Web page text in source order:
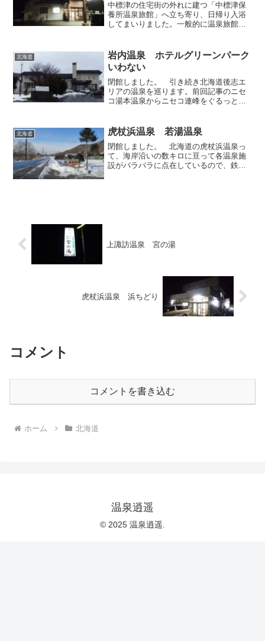
中標津の住宅街の外れに建つ「中標津保
養所温泉旅館」へ立ち寄り、日帰り入浴
してまいりました。一般的に温泉旅館た
た抽象名詞、あるいは旅情に相応しい形
容語句を含めるものですが...
北海道
岩内温泉 ホテルグリーンパーク
いわない
閉館しました。 引き続き北海道後志エ
リアの温泉を巡ります。前回記事のニセ
コ湯本温泉からニセコ連峰をぐるっとま
グリーンパークいわない」から伺うこと
にしましょう。こちらのホ...
北海道 虎杖浜温泉 若湯温泉
閉館しました。 北海道の虎杖浜温泉っ
て、海岸沿いの数キロに亘って各温泉施
設がバラバラに点在しているので、鉄道
上諏訪温泉 宮の湯
虎杖浜温泉 浜ちどり
コメント
コメントを書き込む
ホーム 北海道
温泉逍遥
© 2025 温泉逍遥.